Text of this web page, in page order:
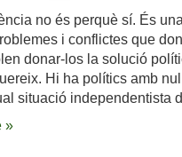
no és perquè sí. És
i conflictes que
donar-los la solució
Hi ha polítics amb
situació independentista
»